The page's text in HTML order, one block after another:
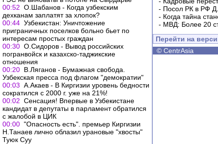
00:52 О.Шабанов - Когда узбекским
дехканам заплатят за хлопок?
00:44 Узбекистан: Уничтожение
приграничных поселков больно бьет по
интересам простых граждан
00:30 О.Сидоров - Вывод российских
погранвойск и казахско-таджикские
отношения
00:20 В.Ляганов - Бумажная свобода.
Узбекская пресса под флагом "демократии"
00:03 А.Акаев - В Киргизии уровень бедности
сократился с 2000 г. уже на 21%!
00:02 Сенсация! Впервые в Узбекистане
кандидат в депутаты в парламент обратился
с жалобой в ЦИК
00:00 "Опасность есть". премьер Киргизии
Н.Танаев лично облазил урановые "хвосты"
Туюк Суу
- Посол РК в РФ
- Когда тайна
- МВД: Более 20
Перейти на
© CentrAsia